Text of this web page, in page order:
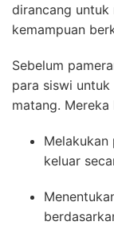
dirancang untuk
kemampuan
Sebelum
para siswi
matang.
Melakukan
keluar